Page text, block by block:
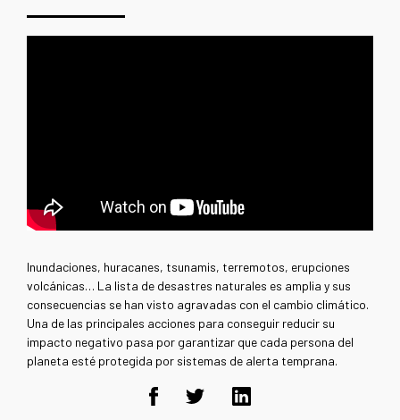
Inundaciones, huracanes, tsunamis, terremotos, erupciones
volcánicas… La lista de desastres naturales es amplia y sus
consecuencias se han visto agravadas con el cambio climático.
Una de las principales acciones para conseguir reducir su
impacto negativo pasa por garantizar que cada persona del
planeta esté protegida por sistemas de alerta temprana.